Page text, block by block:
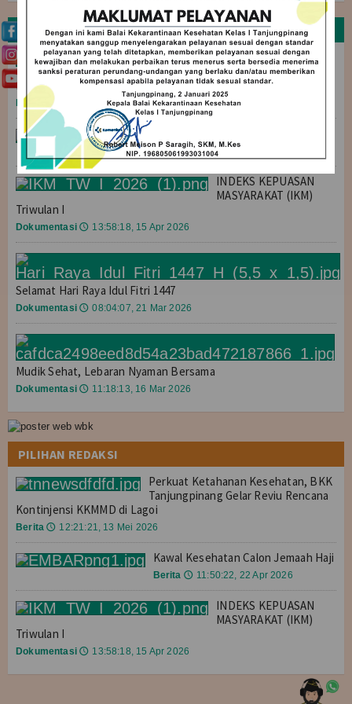
Buletin
BANK SOP (Standar Operasional
Prosedur) PELAYANAN
Wilayah Kerja
Wilayah Kerja SBP
Wilayah Kerja Bandara RHF
Wilayah Kerja Lagoi
Wilayah Kerja Lobam
Wilayah Kerja Dabo Singkep
Wilayah Kerja Tarempa
Wilayah Kerja Ranai
Layanan
Maklumat Pelayanan
Jadwal Pelayanan
Layanan Kekarantinaan Penumpang
Standar Pelayanan
SIMKESPEL
BERITA TERBARU
Perkuat Ketahanan Kesehatan, BKK
Tanjungpinang Gelar Reviu Rencana
Kontinjensi KKMMD di Lagoi
🕔 12:21:21, 13 Mei 2026
Berita 🕔 11:50:22, 22 Apr 2026
INDEKS KEPUASAN
MASYARAKAT (IKM)
Triwulan I
Dokumentasi 🕔 13:58:18, 15 Apr 2026
Selamat Hari Raya Idul Fitri 1447
Dokumentasi 🕔 08:04:07, 21 Mar 2026
Mudik Sehat, Lebaran Nyaman Bersama
Dokumentasi 🕔 11:18:13, 16 Mar 2026
PILIHAN REDAKSI
Perkuat Ketahanan Kesehatan, BKK
Tanjungpinang Gelar Reviu Rencana
Kontinjensi KKMMD di Lagoi
Berita 🕔 12:21:21, 13 Mei 2026
Kawal Kesehatan Calon Jemaah Haji
Berita 🕔 11:50:22, 22 Apr 2026
INDEKS KEPUASAN
MASYARAKAT (IKM)
Triwulan I
Dokumentasi 🕔 13:58:18, 15 Apr 2026